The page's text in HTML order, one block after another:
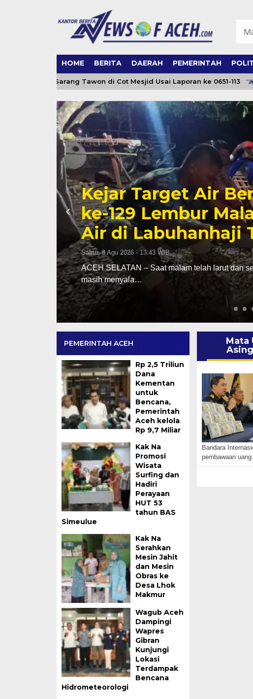
HOME BERITA DAERAH PEMERINTAH
Sarang Tawon di Cot Mesjid Usai Laporan ke 0651-113
Kejar Target Air
ke-129 Lembur
Air di Labuhanhaji
Sabtu, 8 Agu 2026 - 13:43 WIB
ACEH SELATAN – Saat malam telah larut dan
masih menyala…
PEMERINTAH ACEH
Rp 2,5 Triliun
Dana
Kementan
untuk
Bencana,
Pemerintah
Aceh kelola
Rp 9,7 Miliar
Kak Na
Promosi
Wisata
Surfing dan
Hadiri
Perayaan
HUT 53
tahun BAS
Simeulue
Kak Na
Serahkan
Mesin Jahit
dan Mesin
Obras ke
Desa Lhok
Makmur
Wagub Aceh
Dampingi
Wapres
Gibran
Kunjungi
Lokasi
Terdampak
Bencana
Hidrometeorologi
Mata
Bandara
pembawaan